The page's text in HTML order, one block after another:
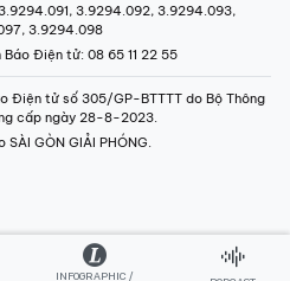
3.9294.092, 3.9294.093,
3.9294.098
Báo Điện tử: 08 65 11 22 55
Điện tử số 305/GP-BTTTT do Bộ Thông
cấp ngày 28-8-2023.
SÀI GÒN GIẢI PHÓNG.
INFOGRAPHIC /